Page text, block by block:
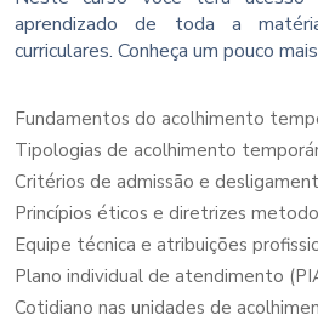
aprendizado de toda a
curriculares. Conheça um pouco
Fundamentos do acolhimento
Tipologias de acolhimento
Critérios de admissão e
Princípios éticos e diretrizes
Equipe técnica e atribuições
Plano individual de atendimento
Cotidiano nas unidades de